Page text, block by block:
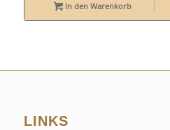
In den Warenkorb
LINKS